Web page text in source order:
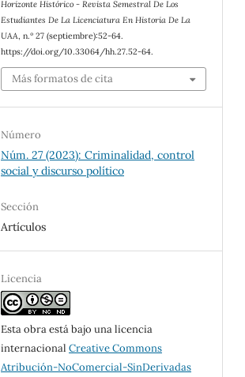
Horizonte Histórico - Revista Semestral De Los
Estudiantes De La Licenciatura En Historia De La
UAA, n.º 27 (septiembre):52-64.
https://doi.org/10.33064/hh.27.52-64.
Más formatos de cita
Número
Núm. 27 (2023): Criminalidad, control
social y discurso político
Sección
Artículos
Licencia
Esta obra está bajo una licencia
internacionalCreative Commons
Atribución-NoComercial-SinDerivadas